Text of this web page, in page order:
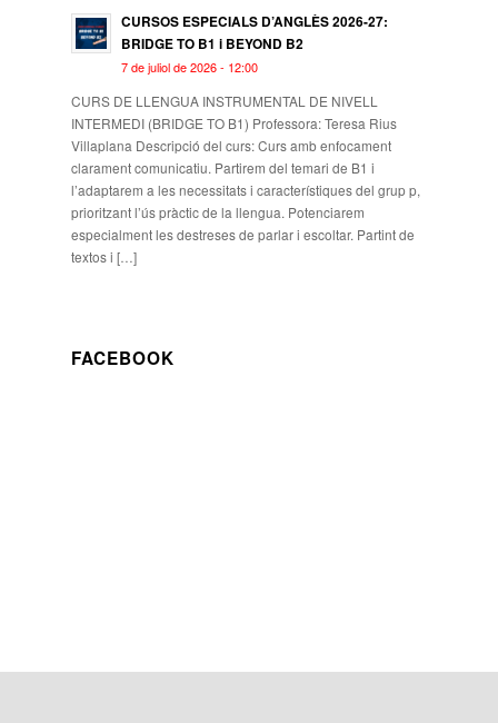
CURSOS ESPECIALS D’ANGLÈS 2026-27:
BRIDGE TO B1 i BEYOND B2
7 de juliol de 2026 - 12:00
CURS DE LLENGUA INSTRUMENTAL DE NIVELL
INTERMEDI (BRIDGE TO B1) Professora: Teresa Rius
Villaplana Descripció del curs: Curs amb enfocament
clarament comunicatiu. Partirem del temari de B1 i
l’adaptarem a les necessitats i característiques del grup p,
prioritzant l’ús pràctic de la llengua. Potenciarem
especialment les destreses de parlar i escoltar. Partint de
textos i […]
FACEBOOK